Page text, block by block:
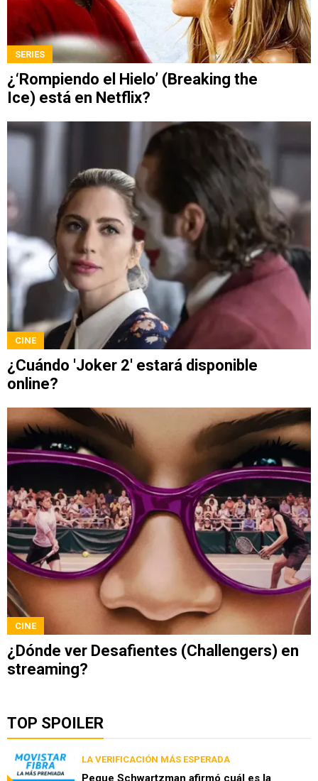
SERIES
¿‘Rompiendo el Hielo’ (Breaking the
Ice) está en Netflix?
CINE
¿Cuándo 'Joker 2' estará disponible
online?
CINE
¿Dónde ver Desafientes (Challengers) en
streaming?
TOP SPOILER
LA VERIFICACIÓN MÁS ESPERADA
Peque Schwartzman afirmó cuál es la